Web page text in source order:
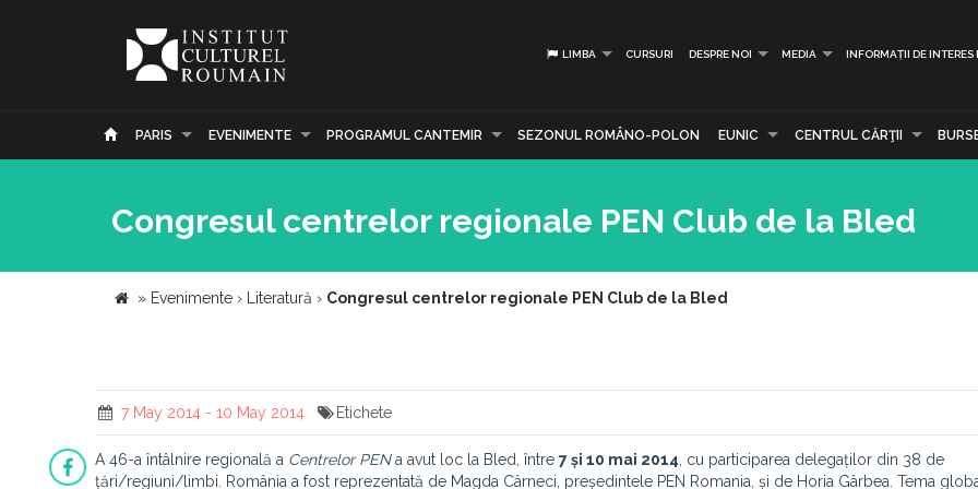
LIMBA CURSURI DESPRE NOI MEDIA INFORMAȚII DE INTERES
PARIS EVENIMENTE PROGRAMUL CANTEMIR SEZONUL ROMÂNO-POLON EUNIC CENTRUL CĂRŢII
Congresul centrelor regionale PEN Club de la Bled
» Evenimente › Literatură › Congresul centrelor regionale PEN Club de la Bled
7 May 2014 - 10 May 2014 Etichete
A 46-a întâlnire regională a Centrelor PENa avut loc la Bled, între 7 și 10 mai 2014 , cu participarea delegaților din 38 de
țări/regiuni/limbi. România a fost reprezentată de Magda Cârneci, președintele PEN Romania, și de Horia Gârbea. Tema